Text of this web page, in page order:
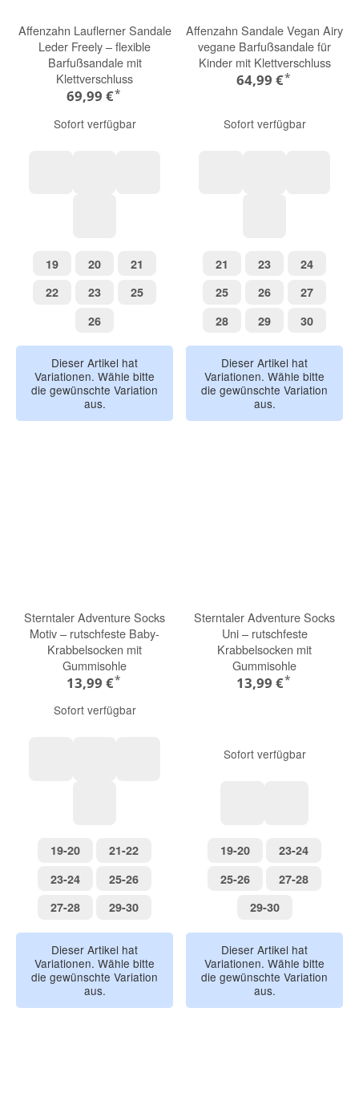
Affenzahn Lauflerner Sandale
Leder Freely – flexible
Barfußsandale mit
Klettverschluss
69,99 €*
Sofort verfügbar
1919 2020 21
2222 2323 2525
2626
Dieser Artikel hat
Variationen. Wähle bitte
die gewünschte Variation
aus.
Affenzahn Sandale Vegan Airy
vegane Barfußsandale für
Kinder mit Klettverschluss
64,99 €*
Sofort verfügbar
21
2323 2424
2525 2626 2727
2828 2929 3030
Dieser Artikel hat
Variationen. Wähle bitte
die gewünschte Variation
aus.
Sterntaler Adventure Socks
Motiv – rutschfeste Baby-
Krabbelsocken mit
Gummisohle
13,99 €*
Sofort verfügbar
19-2019-20 21-2221-22
23-2423-24 25-2625-26
27-2827-28 29-3029-30
Dieser Artikel hat
Variationen. Wähle bitte
die gewünschte Variation
aus.
Sterntaler Adventure Socks
Uni – rutschfeste
Krabbelsocken mit
Gummisohle
13,99 €*
Sofort verfügbar
19-2019-20 23-2423-24
25-2625-26 27-2827-28
29-3029-30
Dieser Artikel hat
Variationen. Wähle bitte
die gewünschte Variation
aus.